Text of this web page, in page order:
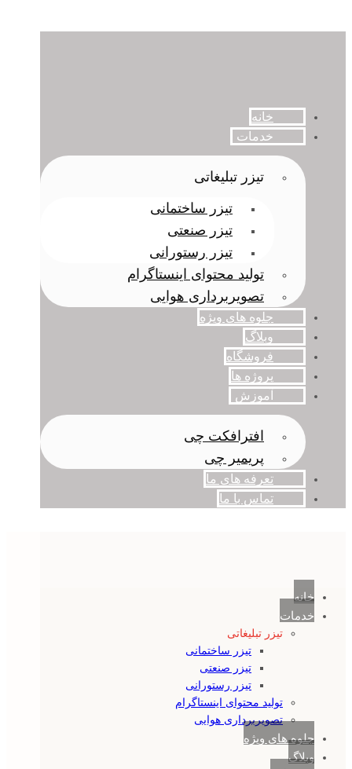
خانه
خدمات
تیزر تبلیغاتی
تیزر ساختمانی
تیزر صنعتی
تیزر رستورانی
تولید محتوای اینستاگرام
تصویربرداری هوایی
جلوه های ویژه
وبلاگ
فروشگاه
پروژه ها
آموزش
افترافکت چی
پریمیر چی
تعرفه های ما
تماس با ما
خانه
خدمات
تیزر تبلیغاتی
تیزر ساختمانی
تیزر صنعتی
تیزر رستورانی
تولید محتوای اینستاگرام
تصویربرداری هوایی
جلوه های ویژه
وبلاگ